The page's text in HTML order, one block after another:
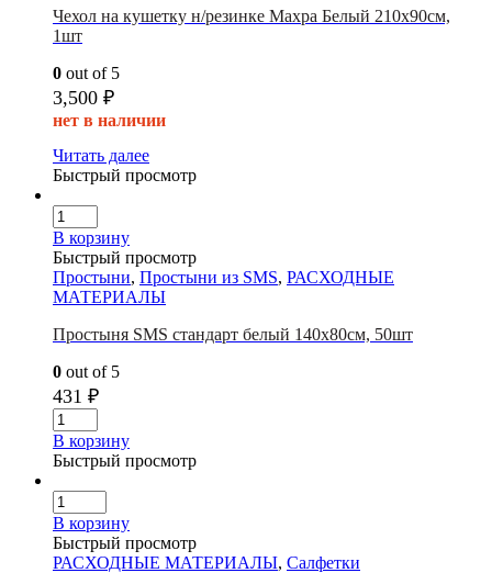
Чехол на кушетку н/резинке Махра Белый 210х90см,
1шт
0 out of 5
3,500 ₽
нет в наличии
Читать далее
Быстрый просмотр
В корзину
Быстрый просмотр
Простыни, Простыни из SMS, РАСХОДНЫЕ
МАТЕРИАЛЫ
Простыня SMS стандарт белый 140х80см, 50шт
0 out of 5
431 ₽
В корзину
Быстрый просмотр
В корзину
Быстрый просмотр
РАСХОДНЫЕ МАТЕРИАЛЫ, Салфетки